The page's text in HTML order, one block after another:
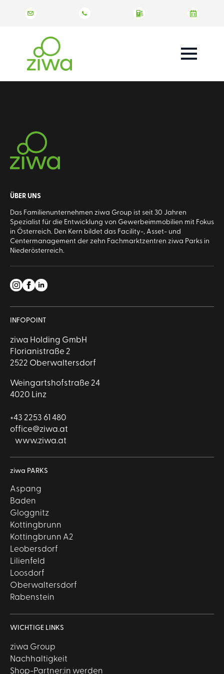
ÜBER UNS
Das Familienunternehmen ziwa Group ist seit 30 Jahren
Spezialist für die Entwicklung von Gewerbeimmobilien mit Fokus
in Österreich. Den Kern bildet das Facility-, Asset- und
Centermanagement der zehn Fachmarktzentren ziwa Parks in
Niederösterreich.
INFOPOINT
ziwa Holding GmbH
Florianistraße 2
2522 Oberwaltersdorf
Weingartshofstraße 24
4020 Linz
+43 2253 61 480
office@ziwa.at
www.ziwa.at
ziwa PARKS
Aspang
Baden
Gloggnitz
Kottingbrunn
Kottingbrunn A2
Leobersdorf
Lilienfeld
Loosdorf
Oberwaltersdorf
Rabenstein
WICHTIGE LINKS
ziwa Group
Nachhaltigkeit
Shop-Partner:in werden